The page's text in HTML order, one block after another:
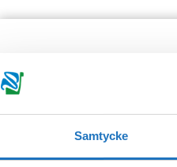
Samtycke
Returpapper, tidningar:
Metallförpackningar: